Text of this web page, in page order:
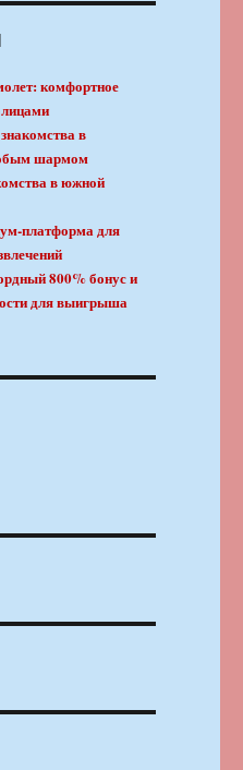
комфортное
в
шармом
в южной
платформа для
800% бонус и
для выигрыша